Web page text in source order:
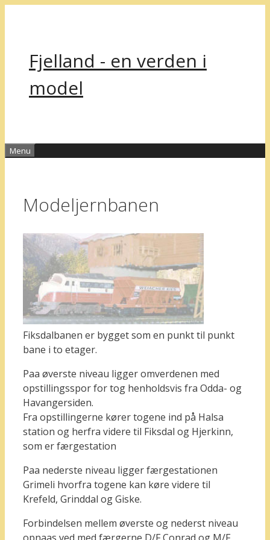
Fjelland - en verden i
model
Menu
Modeljernbanen
Fiksdalbanen er bygget som en punkt til punkt
bane i to etager.
Paa øverste niveau ligger omverdenen med
opstillingsspor for tog henholdsvis fra Odda- og
Havangersiden.
Fra opstillingerne kører togene ind på Halsa
station og herfra videre til Fiksdal og Hjerkinn,
som er færgestation
Paa nederste niveau ligger færgestationen
Grimeli hvorfra togene kan køre videre til
Krefeld, Grinddal og Giske.
Forbindelsen mellem øverste og nederst niveau